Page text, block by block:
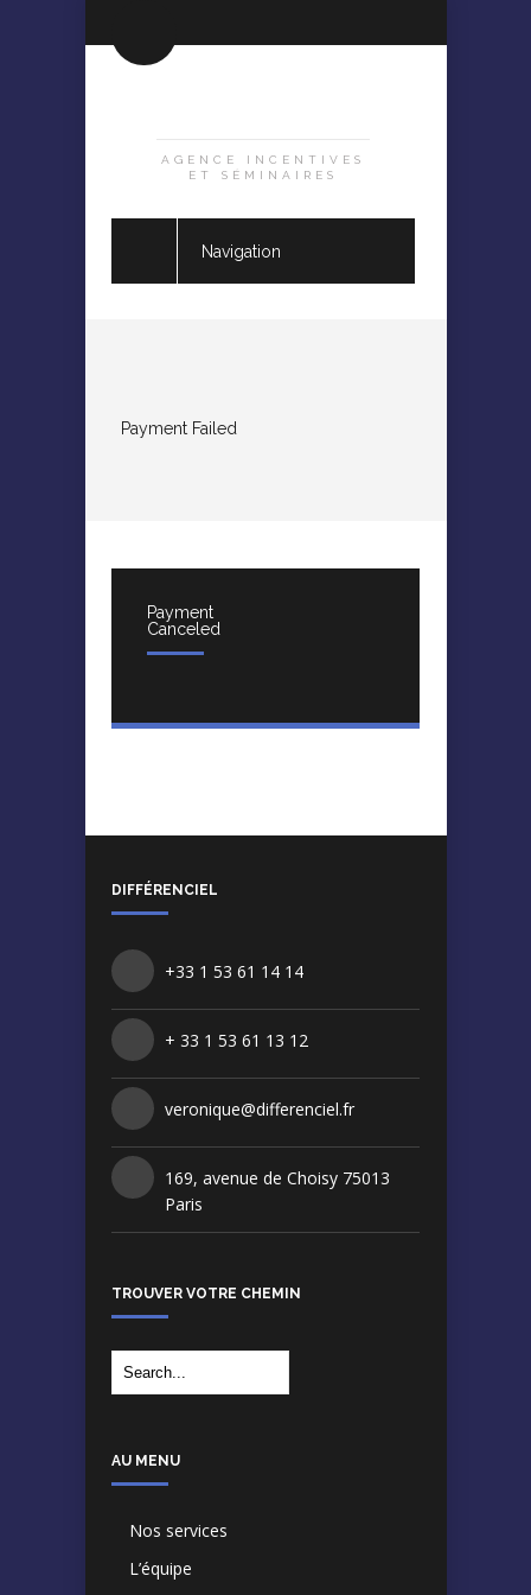
AGENCE INCENTIVES
ET SÉMINAIRES
Navigation
Payment Failed
Payment
Canceled
DIFFÉRENCIEL
+33 1 53 61 14 14
+ 33 1 53 61 13 12
veronique@differenciel.fr
169, avenue de Choisy 75013
Paris
TROUVER VOTRE CHEMIN
AU MENU
Nos services
L’équipe